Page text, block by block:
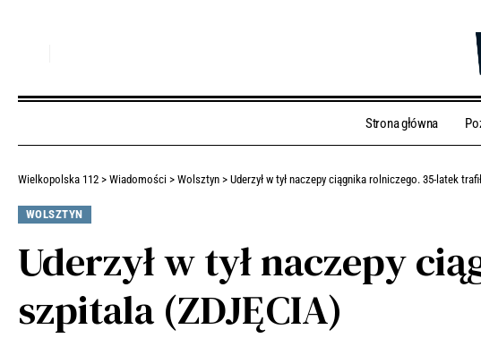
Strona główna
Wielkopolska 112 > Wiadomości > Wolsztyn > Uderzył w tył naczepy ciągnika rolniczego. 35-latek
WOLSZTYN
Uderzył w tył naczepy
szpitala (ZDJĘCIA)